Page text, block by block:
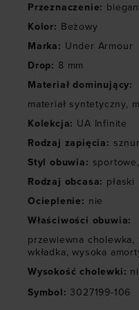
Przeznaczenie:
Kolor: Beżowy
Marka: Under Armour
Drop: 8 mm
Materiał dominujący:
materiał syntetyczny,
Kolekcja: UA Infinite
Rodzaj zapięcia:
Styl obuwia: sportowe,
Rodzaj obcasa: płaski
Ocieplenie: nie
Właściwości obuwia:
przewiewna cholewka,
wkładka, wysoka
Wysokość cholewki:
Symbol: 3027199-106